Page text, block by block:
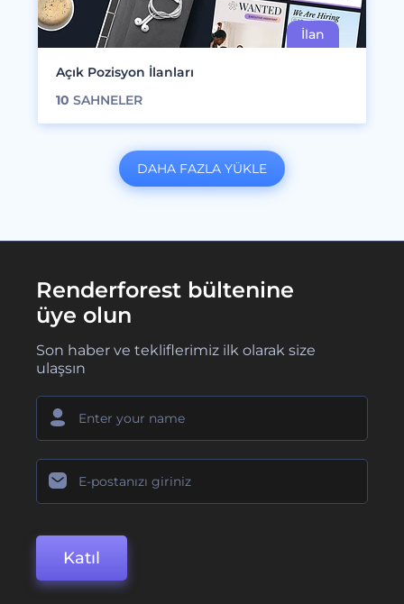
Açık Pozisyon İlanları
10 SAHNELER
DAHA FAZLA YÜKLE
Renderforest bültenine
üye olun
Son haber ve tekliflerimiz ilk olarak size
ulaşsın
Katıl